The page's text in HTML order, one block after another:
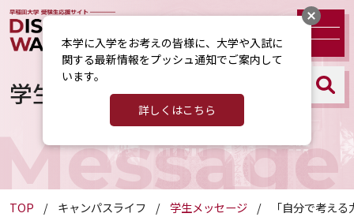
学生メッセージ
TOP キャンパスライフ 学生メッセージ 「自分で考え
本学に入学をお考えの皆様に、大学や入試に
関する最新情報をプッシュ通知でご案内して
います。
詳しくはこちら